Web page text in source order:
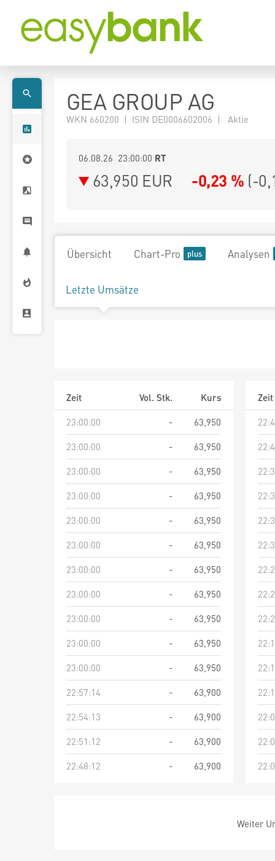
GEA GROUP AG
WKN 660200 | ISIN DE0006602006 | Aktie
06.08.26 23:00:00 RT
63,950 EUR -0,23 % (-
Übersicht Chart-Pro Analysen
Letzte Umsätze
Zeit Vol. Stk.
Kurs
23:00:00
-
63,950
23:00:00
-
63,950
23:00:00
-
63,950
23:00:00
-
63,950
23:00:00
-
63,950
23:00:00
-
63,950
23:00:00
-
63,950
23:00:00
-
63,950
23:00:00
-
63,950
23:00:00
-
63,950
23:00:00
-
63,950
22:57:14
-
63,900
22:54:13
-
63,900
22:51:12
-
63,900
22:48:12
- 63,900
Zeit
Weiter